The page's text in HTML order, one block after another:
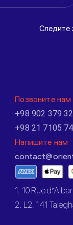
Следите
Позвоните нам
+98 902 379
+98 21 7105
Напишите нам
1. 10 Rue
2. L2, 141